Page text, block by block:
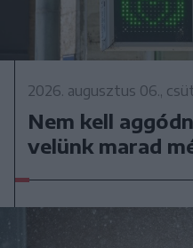
2026. augusztus 06.,
Nem kell
velünk marad